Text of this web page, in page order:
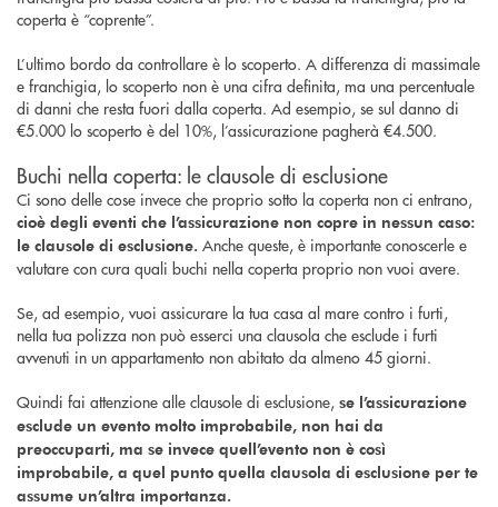
coperta è “coprente”.
L’ultimo bordo da controllare è lo scoperto. A differenza di massimale
e franchigia, lo scoperto non è una cifra definita, ma una percentuale
di danni che resta fuori dalla coperta. Ad esempio, se sul danno di
€5.000 lo scoperto è del 10%, l’assicurazione pagherà €4.500.
Buchi nella coperta: le clausole di esclusione
Ci sono delle cose invece che proprio sotto la coperta non ci entrano,
cioè degli eventi che l’assicurazione non copre in nessun caso:
le clausole di esclusione. Anche queste, è importante conoscerle e
valutare con cura quali buchi nella coperta proprio non vuoi avere.
Se, ad esempio, vuoi assicurare la tua casa al mare contro i furti,
nella tua polizza non può esserci una clausola che esclude i furti
avvenuti in un appartamento non abitato da almeno 45 giorni.
Quindi fai attenzione alle clausole di esclusione, se l’assicurazione
esclude un evento molto improbabile, non hai da
preoccuparti, ma se invece quell’evento non è così
improbabile, a quel punto quella clausola di esclusione per te
assume un’altra importanza.